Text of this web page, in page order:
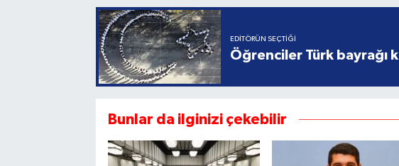
EDITÖRÜN SEÇTIĞI
Öğrenciler Türk bayrağı
Bunlar da ilginizi çekebilir